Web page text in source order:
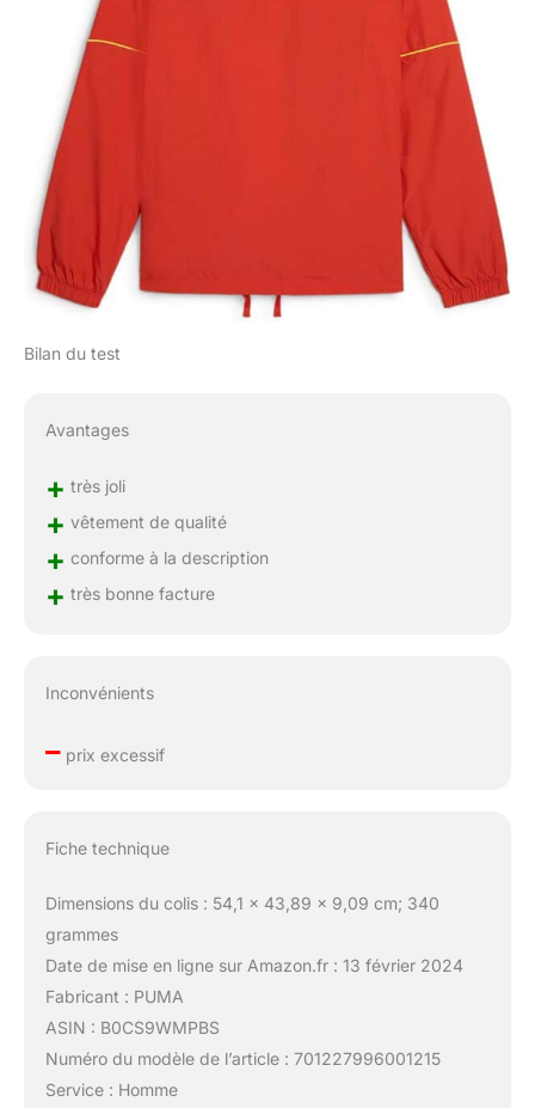
Bilan du test
Avantages
+ très joli
+ vêtement de qualité
+ conforme à la description
+ très bonne facture
Inconvénients
–prix excessif
Fiche technique
Dimensions du colis : 54,1 x 43,89 x 9,09 cm; 340
grammes
Date de mise en ligne sur Amazon.fr : 13 février 2024
Fabricant : PUMA
ASIN : B0CS9WMPBS
Numéro du modèle de l’article : 701227996001215
Service : Homme